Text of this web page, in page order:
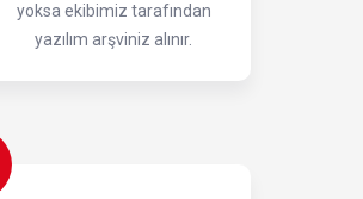
yoksa ekibimiz tarafından
yazılım arşviniz alınır.